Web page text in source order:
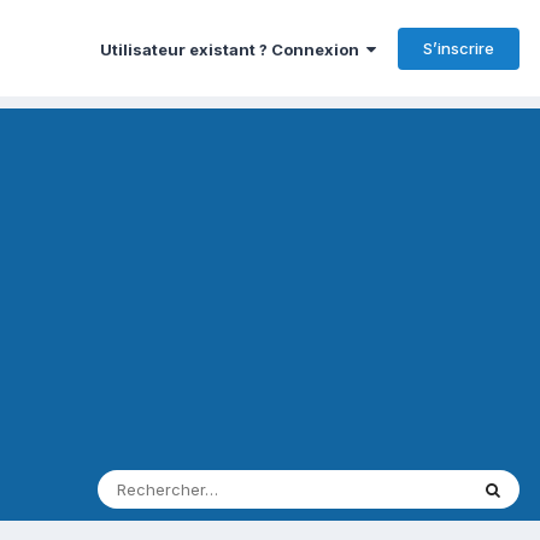
Utilisateur existant ? Connexion S’inscrire